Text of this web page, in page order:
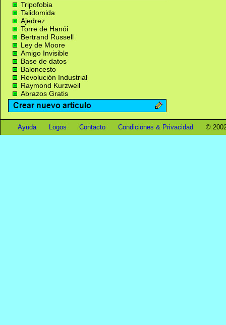
Tripofobia
Talidomida
Ajedrez
Torre de Hanói
Bertrand Russell
Ley de Moore
Amigo Invisible
Base de datos
Baloncesto
Revolución Industrial
Raymond Kurzweil
Abrazos Gratis
Ayuda Logos Contacto Condiciones & Privacidad ©